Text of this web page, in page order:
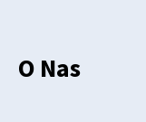
O Nas